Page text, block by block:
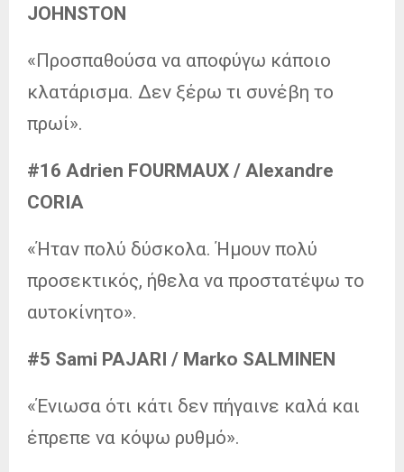
JOHNSTON
«Προσπαθούσα να αποφύγω κάποιο
κλατάρισμα. Δεν ξέρω τι συνέβη το
πρωί».
#16 Adrien FOURMAUX / Alexandre
CORIA
«Ήταν πολύ δύσκολα. Ήμουν πολύ
προσεκτικός, ήθελα να προστατέψω το
αυτοκίνητο».
#5 Sami PAJARI / Marko SALMINEN
«Ένιωσα ότι κάτι δεν πήγαινε καλά και
έπρεπε να κόψω ρυθμό».